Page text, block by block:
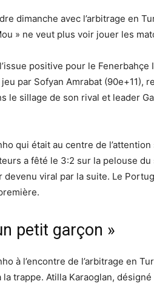
dimanche avec l’arbitrage en
» ne veut plus voir jouer les
positive pour le
par Sofyan Amrabat (90e+11),
le sillage de son rival et leader
qui était au centre de
a fêté le 3:2 sur la pelouse du
viral par la suite. Le
petit garçon »
à l’encontre de l’arbitrage en
trappe. Atilla Karaoglan, désigné